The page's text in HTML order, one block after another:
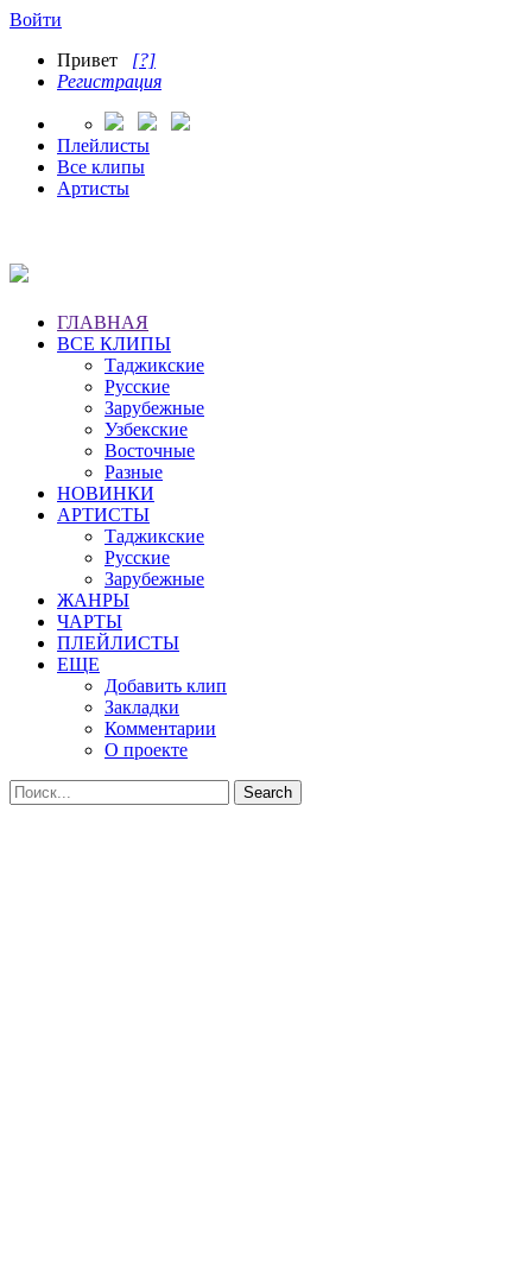
Войти
Привет [?]
Регистрация
Плейлисты
Все клипы
Артисты
ГЛАВНАЯ
ВСЕ КЛИПЫ
Таджикские
Русские
Зарубежные
Узбекские
Восточные
Разные
НОВИНКИ
АРТИСТЫ
Таджикские
Русские
Зарубежные
ЖАНРЫ
ЧАРТЫ
ПЛЕЙЛИСТЫ
ЕЩЕ
Добавить клип
Закладки
Комментарии
О проекте